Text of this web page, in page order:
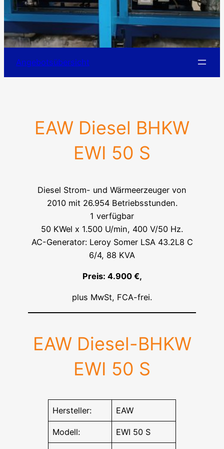
Angebotsübersicht
EAW Diesel BHKW
EWI 50 S
Diesel Strom- und Wärmeerzeuger von
2010 mit 26.954 Betriebsstunden.
1 verfügbar
50 KWel x 1.500 U/min, 400 V/50 Hz.
AC-Generator: Leroy Somer LSA 43.2L8 C
6/4, 88 KVA
Preis: 4.900 €,
plus MwSt, FCA-frei.
EAW Diesel-BHKW
EWI 50 S
Hersteller: EAW
Modell: EWI 50 S